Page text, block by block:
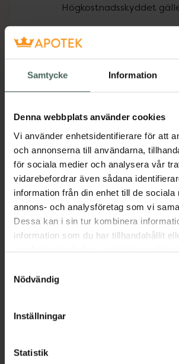
Samtycke Information
Denna webbplats använder cookies
Vi använder enhetsidentifierare för att
och annonserna till användarna,
för sociala medier och analysera vår
vidarebefordrar även sådana
information från din enhet till de sociala
annons- och analysföretag som vi
Dessa kan i sin tur kombinera
information som du har tillhandahållit
samlat in när du har använt deras
återkalla ditt samtycke via webbplatsens
cookieinställningar. Ett återkallat
lagligheten av behandling som skett
Nödvändig
Inställningar
Statistik
Högkostnadsskyddet
1016 kr
I apotek:1016 kr
Köp via ditt recept
Aktuella erbjudanden
Beskrivning
EAN:07340187104621
Bipacksedel från FASS
syd till Lappland i norr, och online i
datorn. Oavsett vem du är så är det